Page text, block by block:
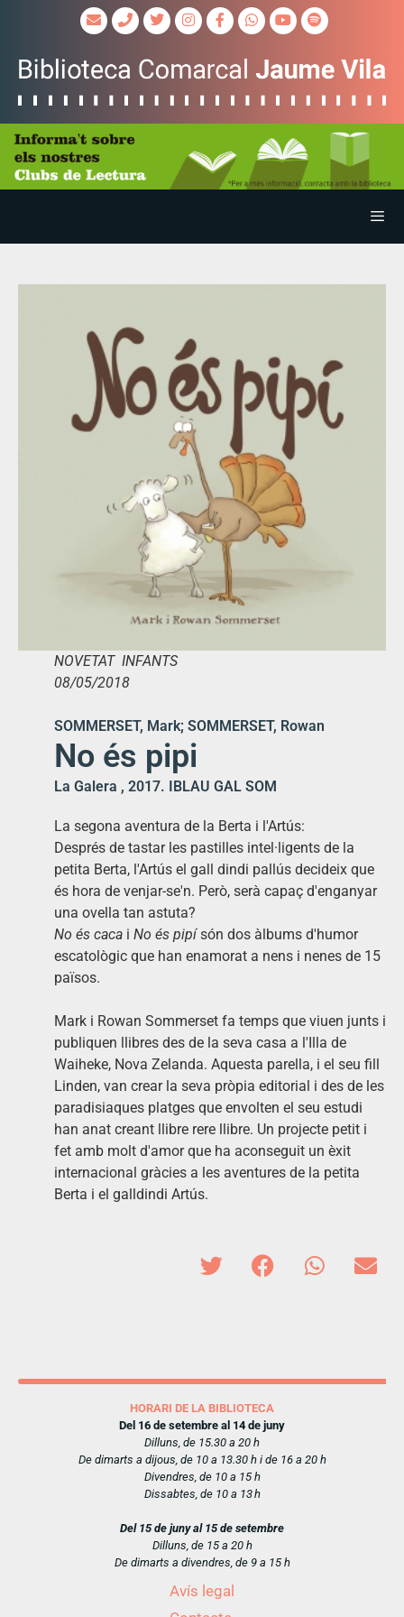
NOVETAT INFANTS
08/05/2018
SOMMERSET, Mark; SOMMERSET, Rowan
No és pipi
La Galera , 2017. IBLAU GAL SOM
La segona aventura de la Berta i l'Artús:
Després de tastar les pastilles intel·ligents de la
petita Berta, l'Artús el gall dindi pallús decideix que
és hora de venjar-se'n. Però, serà capaç d'enganyar
una ovella tan astuta?
No és caca i No és pipísón dos àlbums d'humor
escatològic que han enamorat a nens i nenes de 15
països.
Mark i Rowan Sommerset fa temps que viuen junts i
publiquen llibres des de la seva casa a l'Illa de
Waiheke, Nova Zelanda. Aquesta parella, i el seu fill
Linden, van crear la seva pròpia editorial i des de les
paradisiaques platges que envolten el seu estudi
han anat creant llibre rere llibre. Un projecte petit i
fet amb molt d'amor que ha aconseguit un èxit
internacional gràcies a les aventures de la petita
Berta i el galldindi Artús.
HORARI DE LA BIBLIOTECA
Del 16 de setembre al 14 de juny
Dilluns, de 15.30 a 20 h
De dimarts a dijous, de 10 a 13.30 h i de 16 a 20 h
Divendres, de 10 a 15 h
Dissabtes, de 10 a 13 h
Del 15 de juny al 15 de setembre
Dilluns, de 15 a 20 h
De dimarts a divendres, de 9 a 15 h
Avís legal